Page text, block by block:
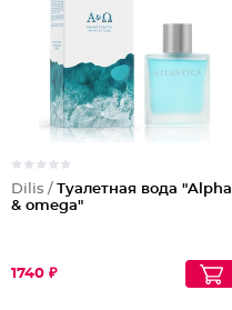
Dilis / Туалетная вода "Alpha
& omega"
1740 ₽